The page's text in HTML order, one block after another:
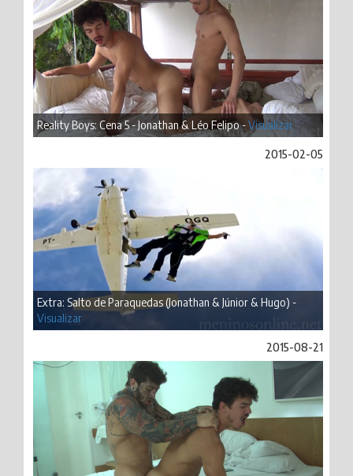
Reality Boys: Cena 5 - Jonathan & Léo Felipo -Visualizar
2015-02-05
Extra: Salto de Paraquedas (Jonathan & Júnior & Hugo) -
Visualizar
2015-08-21